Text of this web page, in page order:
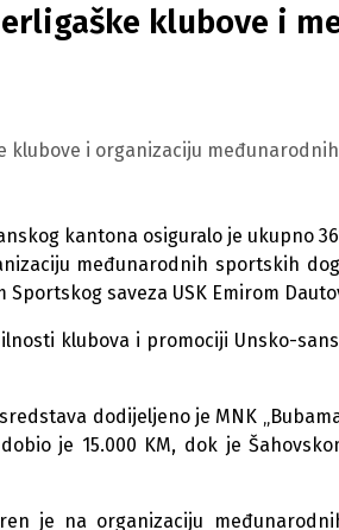
klubove i
klubove i organizaciju
kantona osiguralo je ukupno
međunarodnih sportskih
saveza USK Emirom
klubova i promociji Unsko-
dodijeljeno je MNK
je 15.000 KM, dok je
je na organizaciju